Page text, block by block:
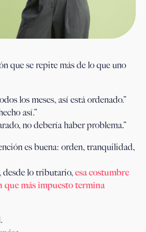
que se repite más de lo que uno
los meses, así está ordenado.”
así.”
no debería haber problema.”
es buena: orden, tranquilidad,
desde lo tributario,esa costumbre
que más impuesto termina